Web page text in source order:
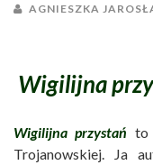
AGNIESZKA
Wigilijna
Wigilijna przystań to
Trojanowskiej. Ja